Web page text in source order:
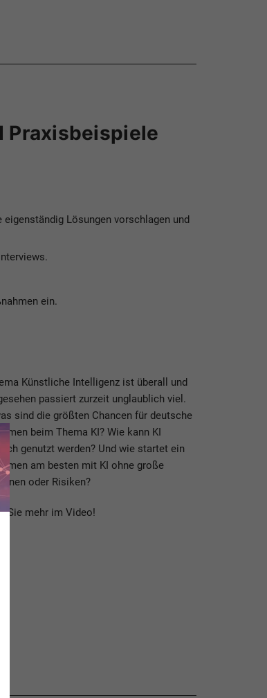
Praxisbeispiele
Lösungen vorschlagen und
ein.
Künstliche Intelligenz ist überall und
passiert zurzeit unglaublich viel.
sind die größten Chancen für deutsche
beim Thema KI? Wie kann KI
genutzt werden? Und wie startet ein
am besten mit KI ohne große
oder Risiken?
Sie mehr im Video!